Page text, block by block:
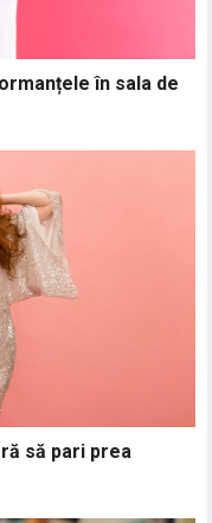
în sala de
să pari prea